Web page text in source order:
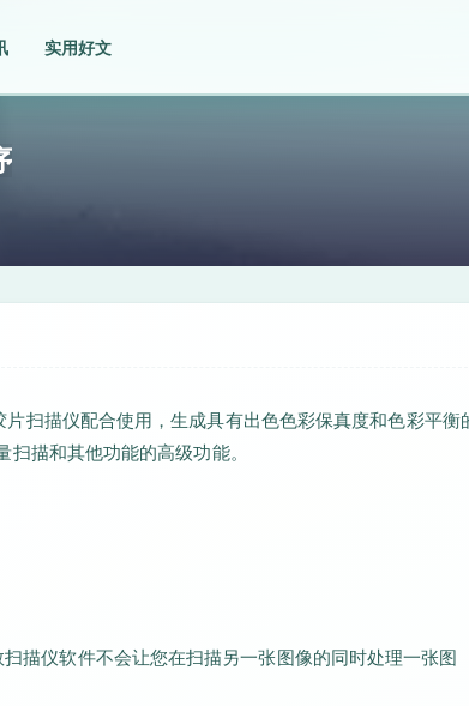
实用好文
扫描仪配合使用，生成具有出色色彩保真度和色彩平衡
描和其他功能的高级功能。
描仪软件不会让您在扫描另一张图像的同时处理一张图